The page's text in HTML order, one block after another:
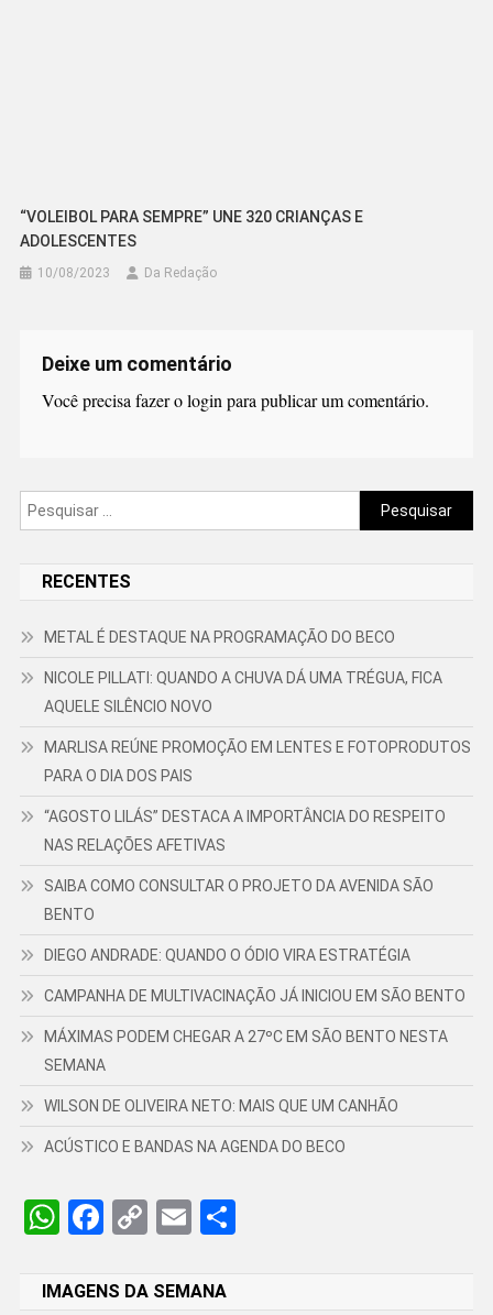
“VOLEIBOL PARA SEMPRE” UNE 320 CRIANÇAS E
ADOLESCENTES
10/08/2023 Da Redação
Deixe um comentário
Você precisa fazer ologin para publicar um comentário.
Pesquisar
por:
RECENTES
METAL É DESTAQUE NA PROGRAMAÇÃO DO BECO
NICOLE PILLATI: QUANDO A CHUVA DÁ UMA TRÉGUA, FICA
AQUELE SILÊNCIO NOVO
MARLISA REÚNE PROMOÇÃO EM LENTES E FOTOPRODUTOS
PARA O DIA DOS PAIS
“AGOSTO LILÁS” DESTACA A IMPORTÂNCIA DO RESPEITO
NAS RELAÇÕES AFETIVAS
SAIBA COMO CONSULTAR O PROJETO DA AVENIDA SÃO
BENTO
DIEGO ANDRADE: QUANDO O ÓDIO VIRA ESTRATÉGIA
CAMPANHA DE MULTIVACINAÇÃO JÁ INICIOU EM SÃO BENTO
MÁXIMAS PODEM CHEGAR A 27ºC EM SÃO BENTO NESTA
SEMANA
WILSON DE OLIVEIRA NETO: MAIS QUE UM CANHÃO
ACÚSTICO E BANDAS NA AGENDA DO BECO
WhatsApp
Facebook
CopyEmailShare
IMAGENS DA SEMANA